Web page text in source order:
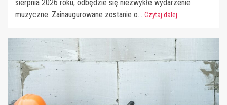
sierpnia 2026 roku, odbędzie się niezwykłe wydarzenie
muzyczne. Zainaugurowane zostanie o... Czytaj dalej